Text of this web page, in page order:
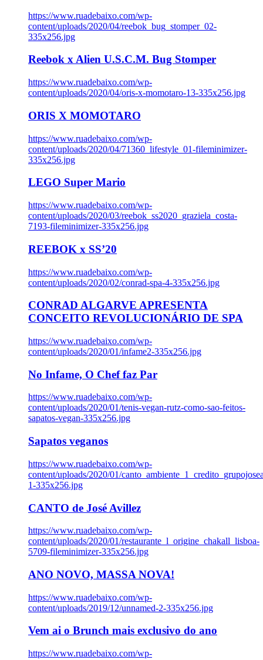
https://www.ruadebaixo.com/wp-
content/uploads/2020/04/reebok_bug_stomper_02-
335x256.jpg
Reebok x Alien U.S.C.M. Bug Stomper
https://www.ruadebaixo.com/wp-
content/uploads/2020/04/oris-x-momotaro-13-335x256.jpg
ORIS X MOMOTARO
https://www.ruadebaixo.com/wp-
content/uploads/2020/04/71360_lifestyle_01-fileminimizer-
335x256.jpg
LEGO Super Mario
https://www.ruadebaixo.com/wp-
content/uploads/2020/03/reebok_ss2020_graziela_costa-
7193-fileminimizer-335x256.jpg
REEBOK x SS’20
https://www.ruadebaixo.com/wp-
content/uploads/2020/02/conrad-spa-4-335x256.jpg
CONRAD ALGARVE APRESENTA
CONCEITO REVOLUCIONÁRIO DE SPA
https://www.ruadebaixo.com/wp-
content/uploads/2020/01/infame2-335x256.jpg
No Infame, O Chef faz Par
https://www.ruadebaixo.com/wp-
content/uploads/2020/01/tenis-vegan-rutz-como-sao-feitos-
sapatos-vegan-335x256.jpg
Sapatos veganos
https://www.ruadebaixo.com/wp-
content/uploads/2020/01/
1-335x256.jpg
CANTO de José Avillez
https://www.ruadebaixo.com/wp-
content/uploads/2020/01/restaurante_l_origine_chakall_lisboa-
5709-fileminimizer-335x256.jpg
ANO NOVO, MASSA NOVA!
https://www.ruadebaixo.com/wp-
content/uploads/2019/12/unnamed-2-335x256.jpg
Vem ai o Brunch mais exclusivo do ano
https://www.ruadebaixo.com/wp-